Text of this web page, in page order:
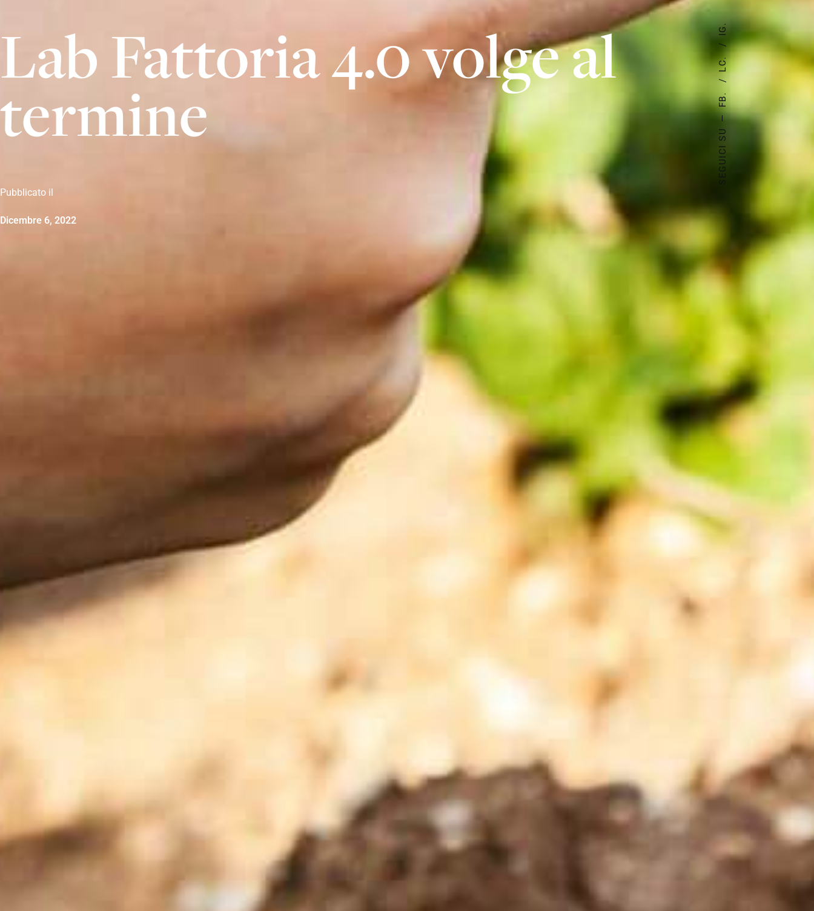
SEGUICI SU
—
FB.
LC.
IG.
Lab Fattoria 4.0 volge al
termine
Pubblicato il
Dicembre 6, 2022